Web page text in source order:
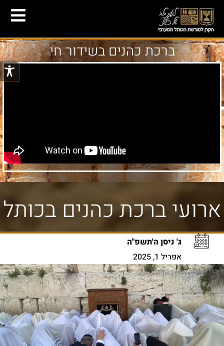
ברכת כהנים בשידור חי
ארועי ברכת כהנים בכותל
ג' ניסן ה'תשפ"ה
אפריל 1, 2025